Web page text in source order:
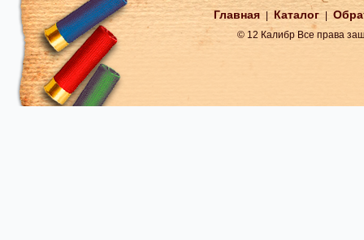
Главная Каталог
© 12 Калибр Все права